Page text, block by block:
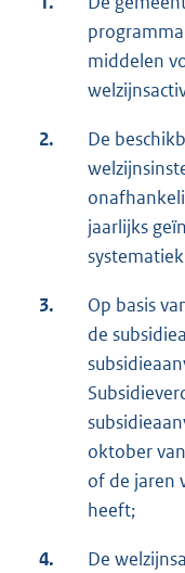
middelen
2.
De
jaarlijks
systematiek
3.
Op basis
de
oktober
of de jaren
heeft;
4.
De